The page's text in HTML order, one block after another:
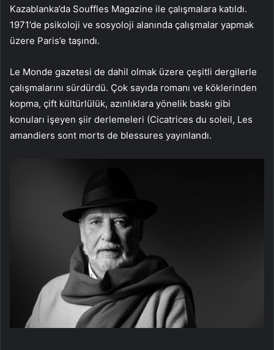
Kazablanka’da Souffles Magazine ile çalışmalara katıldı.
1971’de psikoloji ve sosyoloji alanında çalışmalar yapmak
üzere Paris’e taşındı.
Le Monde gazetesi de dahil olmak üzere çeşitli dergilerle
çalışmalarını sürdürdü. Çok sayıda romanı ve köklerinden
kopma, çift kültürlülük, azınlıklara yönelik baskı gibi
konuları işeyen şiir derlemeleri (Cicatrices du soleil, Les
amandiers sont morts de blessures yayınlandı.